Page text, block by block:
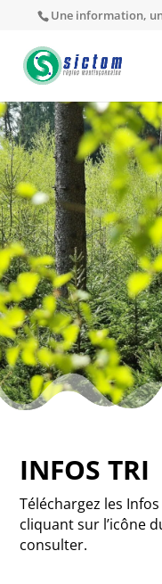
Une information, un
INFOS TRI
Téléchargez les
cliquant sur l’icône
consulter.